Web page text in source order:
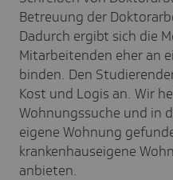
Betreuung der
Dadurch ergibt sich die
Mitarbeitenden eher an
binden. Den
Kost und Logis an. Wir
Wohnungssuche und in
eigene Wohnung
krankenhauseigene
anbieten.